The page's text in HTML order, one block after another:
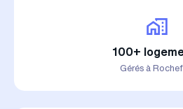
100+
Gérés à